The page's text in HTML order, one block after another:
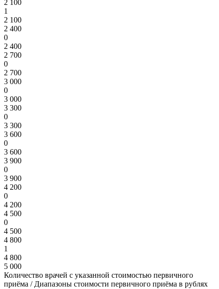
2 100
1
2 100
2 400
0
2 400
2 700
0
2 700
3 000
0
3 000
3 300
0
3 300
3 600
0
3 600
3 900
0
3 900
4 200
0
4 200
4 500
0
4 500
4 800
1
4 800
5 000
Количество врачей с указанной стоимостью первичного
приёма / Диапазоны стоимости первичного приёма в рублях